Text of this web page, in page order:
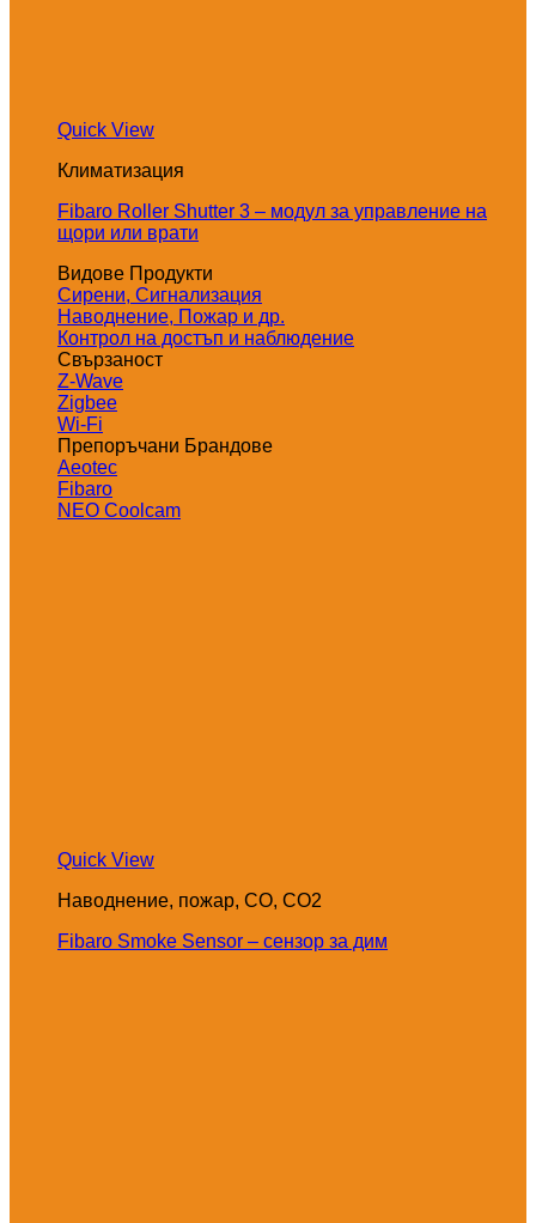
Quick View
Климатизация
Fibaro Roller Shutter 3 – модул за управление на
щори или врати
Видове Продукти
Сирени, Сигнализация
Наводнение, Пожар и др.
Контрол на достъп и наблюдение
Свързаност
Z-Wave
Zigbee
Wi-Fi
Препоръчани Брандове
Aeotec
Fibaro
NEO Coolcam
Quick View
Наводнение, пожар, CO, CO2
Fibaro Smoke Sensor – сензор за дим